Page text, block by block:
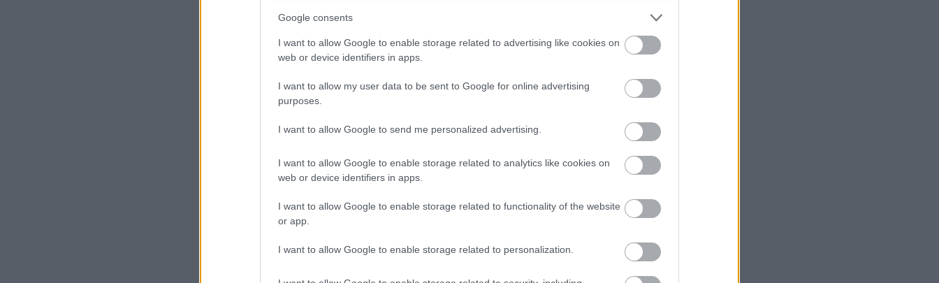
Google consents
I want to allow Google to enable storage related to advertising like cookies on
web or device identifiers in apps.
I want to allow my user data to be sent to Google for online advertising
purposes.
I want to allow Google to send me personalized advertising.
I want to allow Google to enable storage related to analytics like cookies on
web or device identifiers in apps.
I want to allow Google to enable storage related to functionality of the website
or app.
I want to allow Google to enable storage related to personalization.
Τ
ο Nissan Qashqai e-POWER ολοκληρώνει μια δεύτερη πρόκληση
μεγάλων αποστάσεων σε πραγματικές συνθήκες, διανύοντας έναν
πλήρη γύρο της Τασμανίας με ένα μόνο ρεζερβουάρ.
Ακολουθεί το ταξίδι του John O'Groats από το UK Land's End, το οποίο
ολοκληρώθηκε νωρίτερα φέτος.
Το Qashqai e-POWER πέτυχε περισσότερα από 1.300 χλμ. με ένα μόνο ρεζερβουάρ
στην Τασμανία.